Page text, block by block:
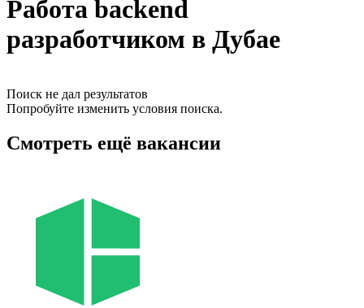
Работа backend
разработчиком в Дубае
Поиск не дал результатов
Попробуйте изменить условия поиска.
Смотреть ещё вакансии